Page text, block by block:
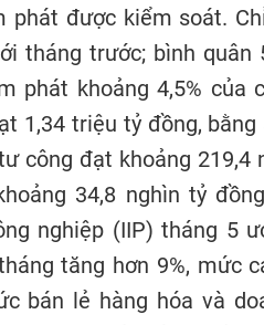
phát được kiểm soát.
tháng trước; bình quân
phát khoảng 4,5% của
1,34 triệu tỷ đồng, bằng
công đạt khoảng 219,4
34,8 nghìn tỷ
nghiệp (IIP) tháng 5
tăng hơn 9%, mức
bán lẻ hàng hóa và